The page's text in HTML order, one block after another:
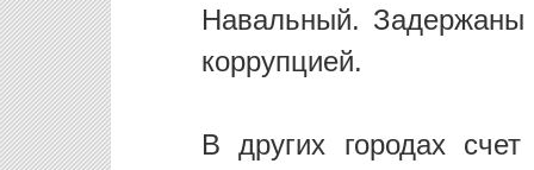
Навальный.
коррупцией.
В других городах